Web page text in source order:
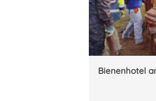
Bienenhotel